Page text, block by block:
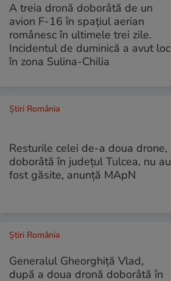
A treia dronă doborâtă de un
avion F-16 în spațiul aerian
românesc în ultimele trei zile.
Incidentul de duminică a avut loc
în zona Sulina-Chilia
Știri România
Resturile celei de-a doua drone,
doborâtă în județul Tulcea, nu au
fost găsite, anunță MApN
Știri România
Generalul Gheorghiță Vlad,
după a doua dronă doborâtă în